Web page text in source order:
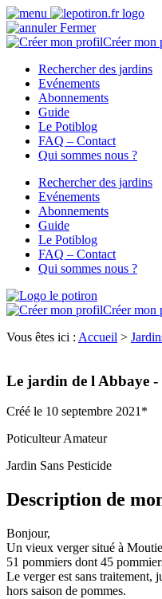
Fermer
Créer mon
Rechercher des jardins
Evénements
Abonnements
Guide
Le Potiblog
FAQ – Contact
Qui sommes nous ?
Rechercher des jardins
Evénements
Abonnements
Guide
Le Potiblog
FAQ – Contact
Qui sommes nous ?
Créer mon
Vous êtes ici : Accueil >
Le jardin de l Abbaye -
Créé le 10 septembre 2021*
Poticulteur Amateur
Jardin Sans Pesticide
Description de
Bonjour,
Un vieux verger situé à
51 pommiers dont 45
Le verger est sans traitement,
hors saison de pommes.